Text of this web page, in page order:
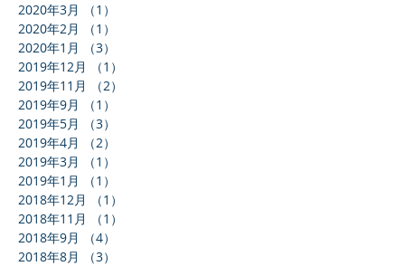
2020年3月
（1）
2020年2月
（1）
2020年1月
（3）
2019年12月
（1）
2019年11月
（2）
2019年9月
（1）
2019年5月
（3）
2019年4月
（2）
2019年3月
（1）
2019年1月
（1）
2018年12月
（1）
2018年11月
（1）
2018年9月
（4）
2018年8月
（3）